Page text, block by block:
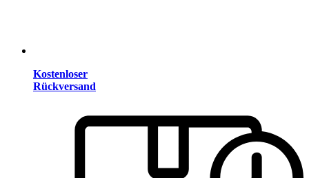
Kostenloser
Rückversand